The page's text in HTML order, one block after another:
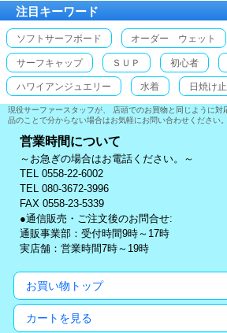
注目キーワード
ソフトサーフボード オーダー ウェット
サーフキャップ ＳＵＰ 初心者
ハワイアンジュエリー 水着 日焼け
現役サーファースタッフが、 店頭でのお買物と同じように対
品のことで分からない場合はお気軽にお問い合わせください。
営業時間について
～お急ぎの場合はお電話ください。～
TEL 0558-22-6002
TEL 080-3672-3996
FAX 0558-23-5339
●通信販売・ご注文後のお問合せ:
通販事業部：受付時間9時～17時
実店舗：営業時間7時～19時
お買い物トップ
カートを見る